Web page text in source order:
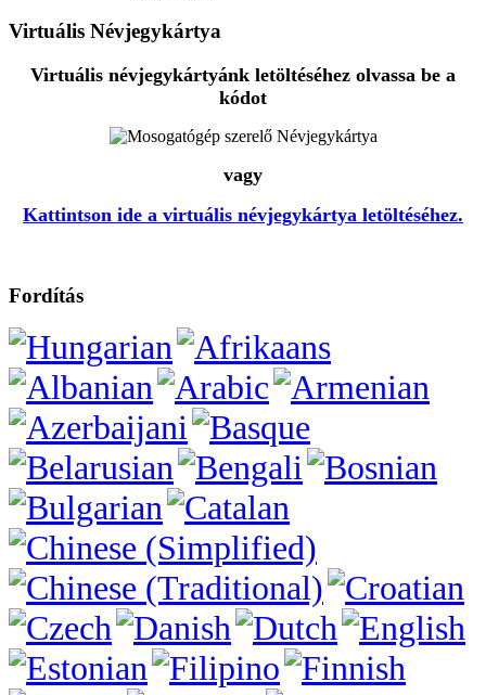
Virtuális Névjegykártya
Virtuális névjegykártyánk letöltéséhez olvassa be a
kódot
vagy
Kattintson ide a virtuális névjegykártya letöltéséhez.
Fordítás